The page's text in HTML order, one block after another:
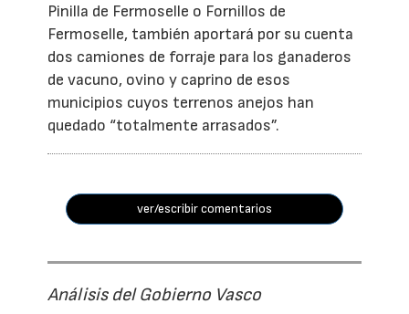
Pinilla de Fermoselle o Fornillos de
Fermoselle, también aportará por su cuenta
dos camiones de forraje para los ganaderos
de vacuno, ovino y caprino de esos
municipios cuyos terrenos anejos han
quedado “totalmente arrasados”.
ver/escribir comentarios
Análisis del Gobierno Vasco